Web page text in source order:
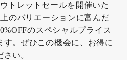
トレットセールを開催いた
のバリエーションに富んだ
のスペシャルプライス
す。ぜひこの機会に、お得に
い。